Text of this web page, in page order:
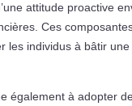
attitude proactive
Ces
les individus à bâtir
également à adopter